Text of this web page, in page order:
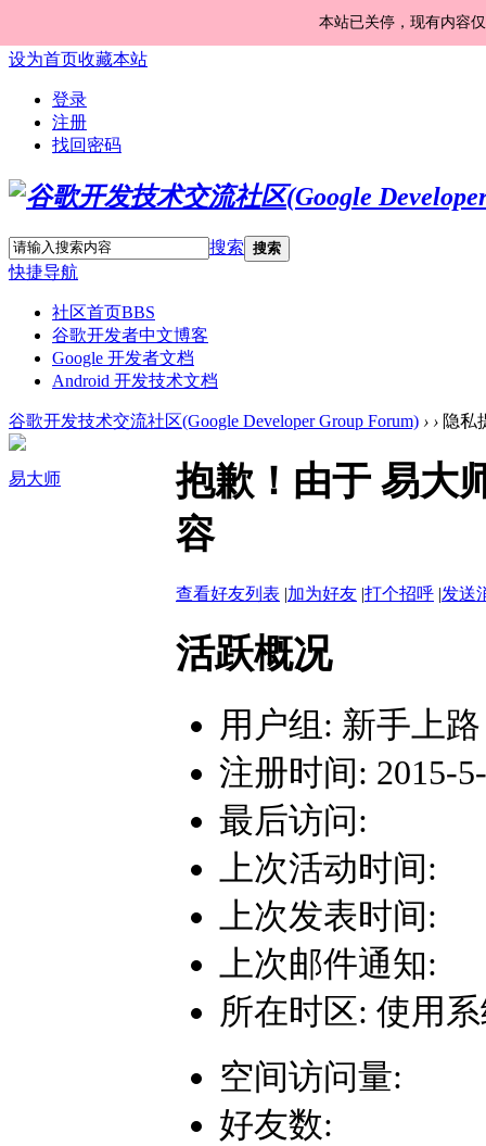
本站已关停，现有内容
设为首页收藏本站
登录
注册
找回密码
搜索 搜索
快捷导航
社区首页BBS
谷歌开发者中文博客
Google 开发者文档
Android 开发技术文档
谷歌开发技术交流社区(Google Developer Group Forum) › › 隐私
易大师
抱歉！由于 易大
容
查看好友列表 |加为好友 |打个招呼 |发送
活跃概况
用户组: 新手上路
注册时间: 2015-
最后访问:
上次活动时间:
上次发表时间:
上次邮件通知:
所在时区: 使用
空间访问量:
好友数: